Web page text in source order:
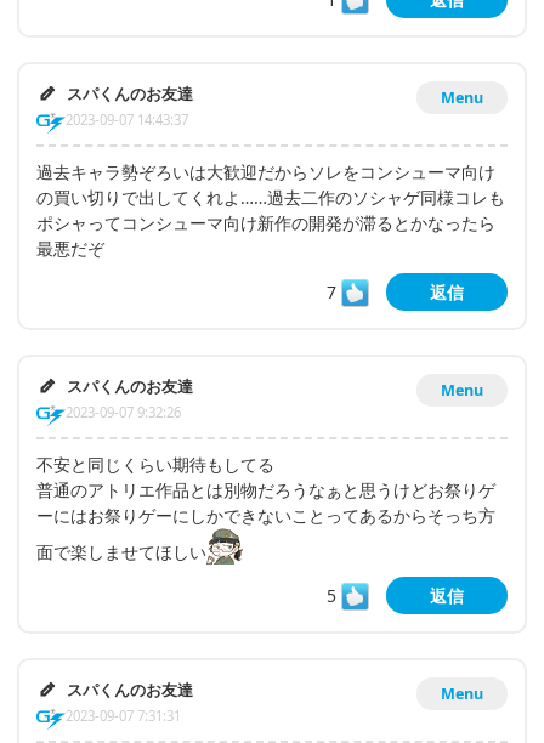
Menu
スパくんのお友達
2023-09-07 14:43:37
過去キャラ勢ぞろいは大歓迎だからソレをコンシューマ向け
の買い切りで出してくれよ……過去二作のソシャゲ同様コレも
ポシャってコンシューマ向け新作の開発が滞るとかなったら
最悪だぞ
7
返信
Menu
スパくんのお友達
2023-09-07 9:32:26
不安と同じくらい期待もしてる
普通のアトリエ作品とは別物だろうなぁと思うけどお祭りゲ
ーにはお祭りゲーにしかできないことってあるからそっち方
面で楽しませてほしい
5
返信
Menu
スパくんのお友達
2023-09-07 7:31:31